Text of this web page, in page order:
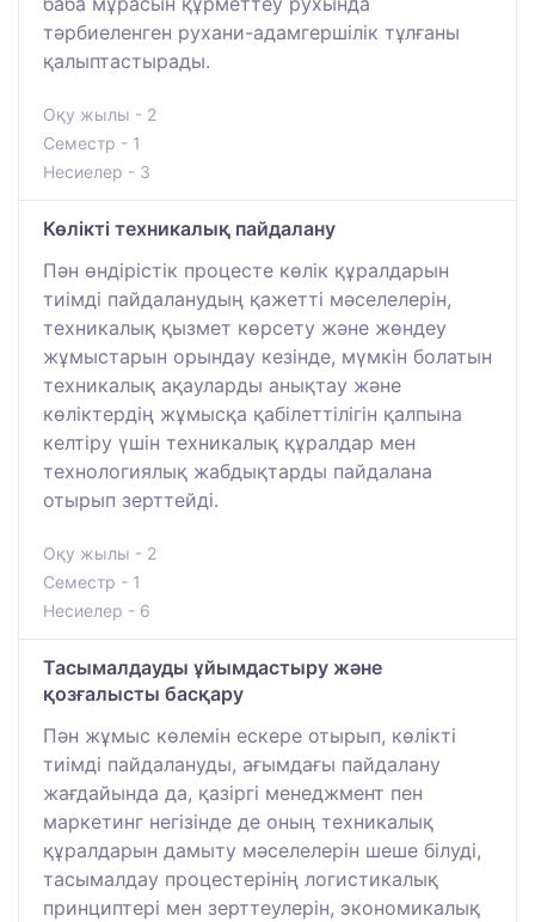
тәрбиеленген рухани-адамгершілік тұлғаны
қалыптастырады.
Оқу жылы - 2
Семестр - 1
Несиелер - 3
Көлікті техникалық пайдалану
Пән өндірістік процесте көлік құралдарын
тиімді пайдаланудың қажетті мәселелерін,
техникалық қызмет көрсету және жөндеу
жұмыстарын орындау кезінде, мүмкін болатын
техникалық ақауларды анықтау және
көліктердің жұмысқа қабілеттілігін қалпына
келтіру үшін техникалық құралдар мен
технологиялық жабдықтарды пайдалана
отырып зерттейді.
Оқу жылы - 2
Семестр - 1
Несиелер - 6
Тасымалдауды ұйымдастыру және
қозғалысты басқару
Пән жұмыс көлемін ескере отырып, көлікті
тиімді пайдалануды, ағымдағы пайдалану
жағдайында да, қазіргі менеджмент пен
маркетинг негізінде де оның техникалық
құралдарын дамыту мәселелерін шеше білуді,
тасымалдау процестерінің логистикалық
принциптері мен зерттеулерін, экономикалық